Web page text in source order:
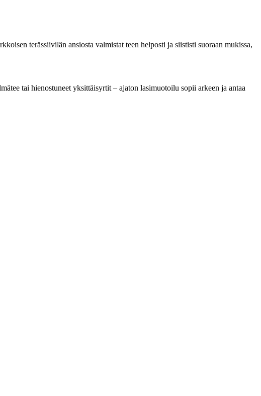
terässiivilän ansiosta valmistat teen helposti ja siististi suoraan mukissa,
tai hienostuneet yksittäisyrtit – ajaton lasimuotoilu sopii arkeen ja antaa